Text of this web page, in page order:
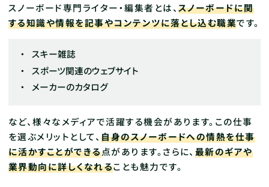
スノーボード専門ライター・編集者とは、スノーボードに関
する知識や情報を記事やコンテンツに落とし込む職業です。
スキー雑誌
スポーツ関連のウェブサイト
メーカーのカタログ
など、様々なメディアで活躍する機会があります。この仕事
を選ぶメリットとして、自身のスノーボードへの情熱を仕事
に活かすことができる点があります。さらに、 最新のギアや
業界動向に詳しくなれることも魅力です。